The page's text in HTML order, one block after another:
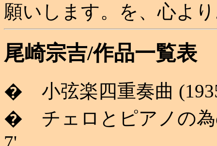
願いします。を、心よ
尾崎宗吉/作品一覧表
� 小弦楽四重奏曲
� チェロとピアノの為